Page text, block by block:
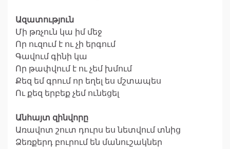
Ազատություն
Մի թռչուն կա իմ մեջ
Որ ուզում է ու չի երգում
Գավում գինի կա
Որ թափվում է ու չեմ խմում
Քեզ եմ գրում որ եղել ես մշտապես
Ու քեզ երբեք չեմ ունեցել
Անհայտ զինվորը
Առավոտ շուտ դուրս ես նետվում տնից
Ձեռքերդ բուրում են մանուշակներ